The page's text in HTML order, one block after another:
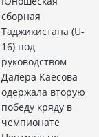
сборная
Таджикистана (U-
16) под
руководством
Далера Каёсова
одержала вторую
победу кряду в
чемпионате